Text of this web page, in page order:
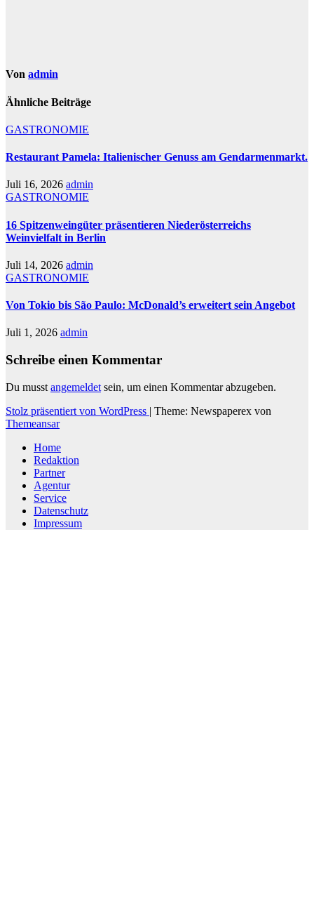
Von admin
Ähnliche Beiträge
GASTRONOMIE
Restaurant Pamela: Italienischer Genuss am Gendarmenmarkt.
Juli 16, 2026 admin
GASTRONOMIE
16 Spitzenweingüter präsentieren Niederösterreichs
Weinvielfalt in Berlin
Juli 14, 2026 admin
GASTRONOMIE
Von Tokio bis São Paulo: McDonald’s erweitert sein Angebot
Juli 1, 2026 admin
Schreibe einen Kommentar
Du musst angemeldet sein, um einen Kommentar abzugeben.
Stolz präsentiert von WordPress | Theme: Newspaperex von
Themeansar
Home
Redaktion
Partner
Agentur
Service
Datenschutz
Impressum